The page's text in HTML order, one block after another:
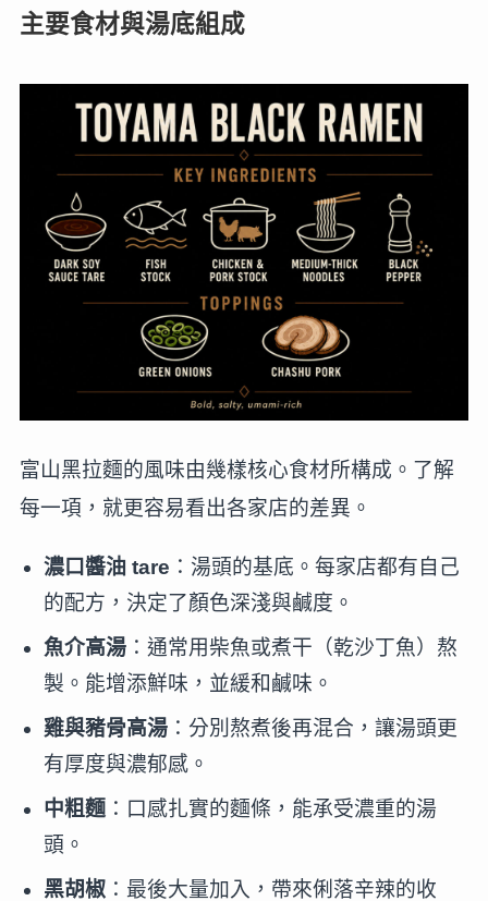
主要食材與湯底組成
富山黑拉麵的風味由幾樣核心食材所構成。了解
每一項，就更容易看出各家店的差異。
濃口醬油 tare ：湯頭的基底。每家店都有自己
的配方，決定了顏色深淺與鹹度。
魚介高湯 ：通常用柴魚或煮干（乾沙丁魚）熬
製。能增添鮮味，並緩和鹹味。
雞與豬骨高湯 ：分別熬煮後再混合，讓湯頭更
有厚度與濃郁感。
中粗麵 ：口感扎實的麵條，能承受濃重的湯
頭。
黑胡椒 ：最後大量加入，帶來俐落辛辣的收